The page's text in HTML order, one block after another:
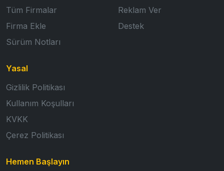
Tüm Firmalar
Firma Ekle
Sürüm Notları
Reklam Ver
Destek
Yasal
Gizlilik Politikası
Kullanım Koşulları
KVKK
Çerez Politikası
Hemen Başlayın